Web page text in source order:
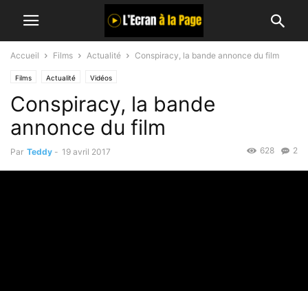
Accueil Films Actualité Conspiracy, la bande annonce du film
Films Actualité Vidéos
Conspiracy, la bande
annonce du film
Par Teddy - 19 avril 2017 2
628